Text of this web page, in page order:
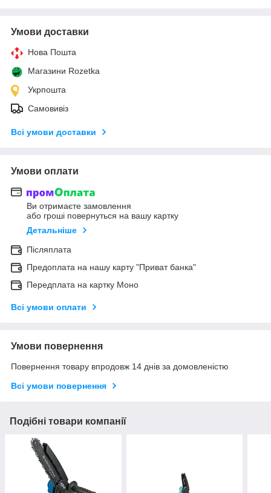
Умови доставки
Нова Пошта
Магазини Rozetka
Укрпошта
Самовивіз
Всі умови доставки
Умови оплати
Ви отримаєте замовлення
або гроші повернуться на вашу картку
Детальніше
Післяплата
Предоплата на нашу карту "Приват банка"
Передплата на картку Моно
Всі умови оплати
Умови повернення
Повернення товару впродовж 14 днів за домовленістю
Всі умови повернення
Подібні товари компанії